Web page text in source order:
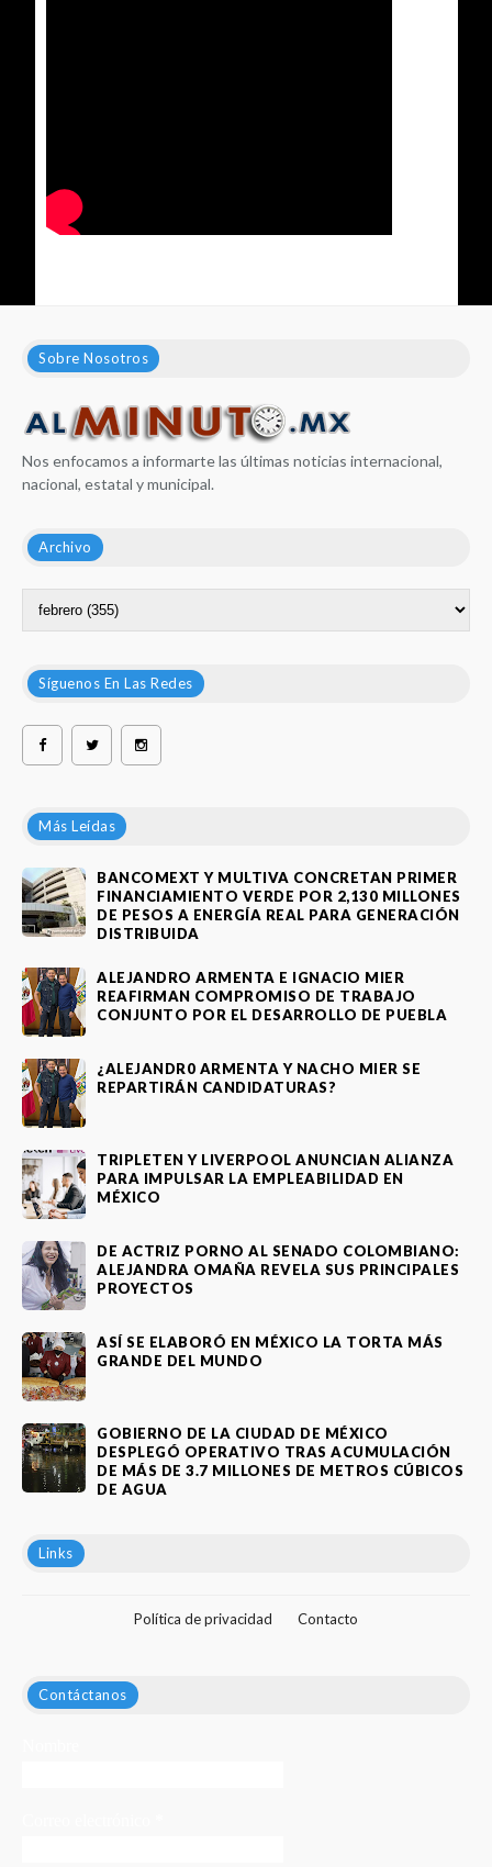
Sobre Nosotros
Nos enfocamos a informarte las últimas noticias internacional,
nacional, estatal y municipal.
Archivo
Síguenos En Las Redes
Más Leídas
BANCOMEXT Y MULTIVA CONCRETAN PRIMER
FINANCIAMIENTO VERDE POR 2,130 MILLONES
DE PESOS A ENERGÍA REAL PARA GENERACIÓN
DISTRIBUIDA
ALEJANDRO ARMENTA E IGNACIO MIER
REAFIRMAN COMPROMISO DE TRABAJO
CONJUNTO POR EL DESARROLLO DE PUEBLA
¿ALEJANDR0 ARMENTA Y NACHO MIER SE
REPARTIRÁN CANDIDATURAS?
TRIPLETEN Y LIVERPOOL ANUNCIAN ALIANZA
PARA IMPULSAR LA EMPLEABILIDAD EN
MÉXICO
DE ACTRIZ PORNO AL SENADO COLOMBIANO:
ALEJANDRA OMAÑA REVELA SUS PRINCIPALES
PROYECTOS
ASÍ SE ELABORÓ EN MÉXICO LA TORTA MÁS
GRANDE DEL MUNDO
GOBIERNO DE LA CIUDAD DE MÉXICO
DESPLEGÓ OPERATIVO TRAS ACUMULACIÓN
DE MÁS DE 3.7 MILLONES DE METROS CÚBICOS
DE AGUA
Links
Política de privacidad Contacto
Contáctanos